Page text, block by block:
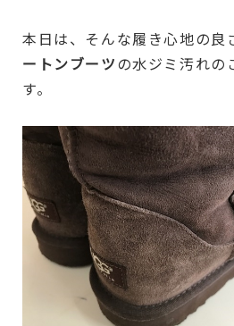
本日は、そんな履き心地の良
ートンブーツの水ジミ汚れの
す。